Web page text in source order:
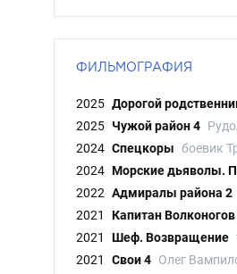
ФИЛЬМОГРАФИЯ
2025 Дорогой
2025 Чужой район 4
2024 Спецкоры боевик
2024 Морские дьяволы.
2022 Адмиралы района 2
2021
Капитан
2021
Шеф. Возвращение
2021
Свои 4 Олег